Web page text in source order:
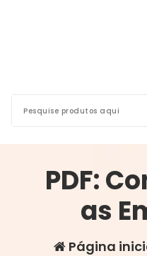
PDF:
as
Página